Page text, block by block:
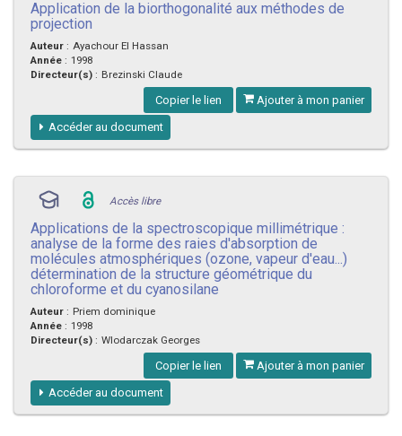
Application de la biorthogonalité aux méthodes de
projection
Auteur : Ayachour El Hassan
Année : 1998
Directeur(s) : Brezinski Claude
Copier le lien Ajouter à mon panier
Accéder au document
Accès libre
Applications de la spectroscopique millimétrique :
analyse de la forme des raies d'absorption de
molécules atmosphériques (ozone, vapeur d'eau...)
détermination de la structure géométrique du
chloroforme et du cyanosilane
Auteur : Priem dominique
Année : 1998
Directeur(s) : Wlodarczak Georges
Copier le lien Ajouter à mon panier
Accéder au document